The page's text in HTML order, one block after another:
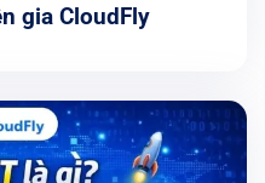
gia CloudFly